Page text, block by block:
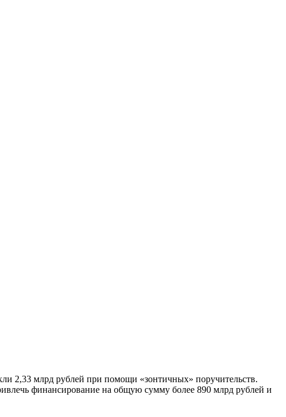
2,33 млрд рублей при помощи «зонтичных» поручительств.
финансирование на общую сумму более 890 млрд рублей и